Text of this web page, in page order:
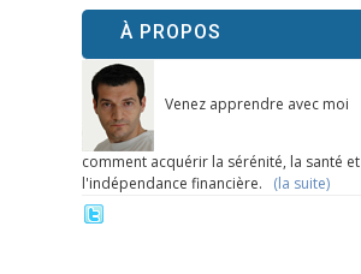
À PROPOS
Venez apprendre avec moi
comment acquérir la sérénité, la santé et
l'indépendance financière. (la suite)